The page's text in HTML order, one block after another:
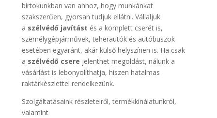
birtokunkban van ahhoz, hogy munkánkat
szakszerűen, gyorsan tudjuk ellátni. Vállaljuk
a szélvédő javítást és a komplett cserét is,
személygépjárművek, teherautók és autóbuszok
esetében egyaránt, akár külső helyszínen is. Ha csak
a szélvédő csere jelenthet megoldást, nálunk a
vásárlást is lebonyolíthatja, hiszen hatalmas
raktárkészlettel rendelkezünk.
Szolgáltatásaink részleteiről, termékkínálatunkról,
valamint